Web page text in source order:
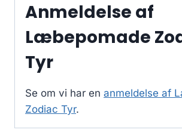
Anmeldelse af
Læbepomade
Tyr
Se om vi har en anmeldelse af
Zodiac Tyr.